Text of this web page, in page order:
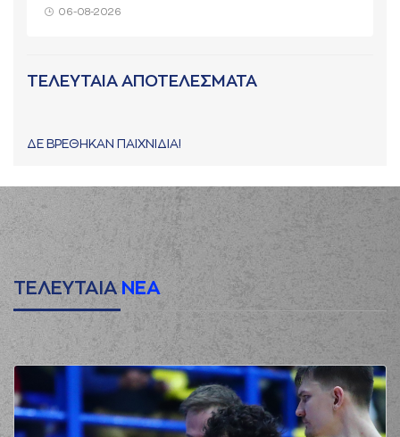
06-08-2026
ΤΕΛΕΥΤΑΙΑ ΑΠΟΤΕΛΕΣΜΑΤΑ
ΔΕ ΒΡΕΘΗΚΑΝ ΠΑΙΧΝΙΔΙΑ!
ΤΕΛΕΥΤΑΙΑ ΝΕΑ